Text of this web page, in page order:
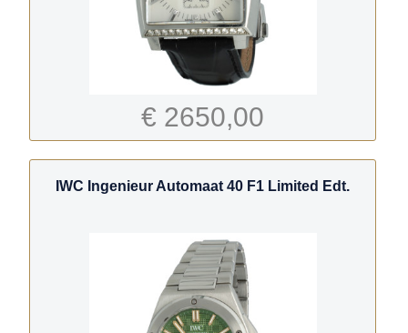
€ 2650,00
IWC Ingenieur Automaat 40 F1 Limited Edt.